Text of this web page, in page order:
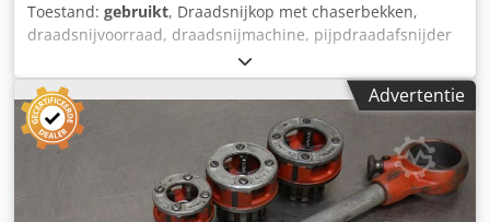
Toestand: gebruikt, Draadsnijkop met chaserbekken,
draadsnijvoorraad, draadsnijmachine, pijpdraadafsnijder
Djdpfx Aaed Scp Ueyjck -Draaddikte: 1/4 - 1 inch -
Afmetingen: 550/120/100 mm -Gewicht: 4,7 kg
Advertentie